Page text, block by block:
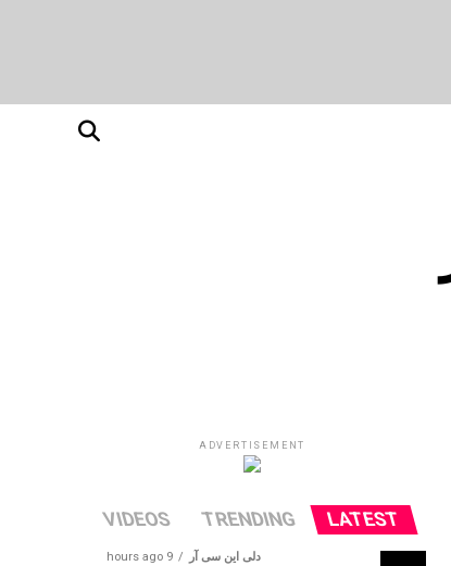
ADVERTISEMENT
LATEST
TRENDING
VIDEOS
دلی این سی آر 9 hours ago